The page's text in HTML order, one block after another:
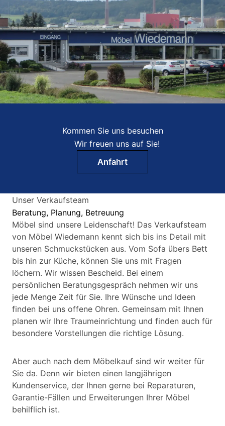
Kommen Sie uns besuchen
Wir freuen uns auf Sie!
Anfahrt
Unser Verkaufsteam
Beratung, Planung, Betreuung
Möbel sind unsere Leidenschaft! Das Verkaufsteam
von Möbel Wiedemann kennt sich bis ins Detail mit
unseren Schmuckstücken aus. Vom Sofa übers Bett
bis hin zur Küche, können Sie uns mit Fragen
löchern. Wir wissen Bescheid. Bei einem
persönlichen Beratungsgespräch nehmen wir uns
jede Menge Zeit für Sie. Ihre Wünsche und Ideen
finden bei uns offene Ohren. Gemeinsam mit Ihnen
planen wir Ihre Traumeinrichtung und finden auch für
besondere Vorstellungen die richtige Lösung.
Aber auch nach dem Möbelkauf sind wir weiter für
Sie da. Denn wir bieten einen langjährigen
Kundenservice, der Ihnen gerne bei Reparaturen,
Garantie-Fällen und Erweiterungen Ihrer Möbel
behilflich ist.